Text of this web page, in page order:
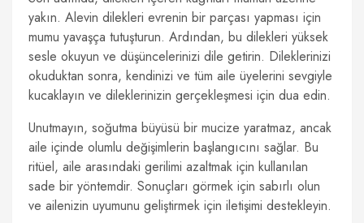
yakın. Alevin dilekleri evrenin bir parçası yapması için
mumu yavaşça tutuşturun. Ardından, bu dilekleri yüksek
sesle okuyun ve düşüncelerinizi dile getirin. Dileklerinizi
okuduktan sonra, kendinizi ve tüm aile üyelerini sevgiyle
kucaklayın ve dileklerinizin gerçekleşmesi için dua edin.
Unutmayın, soğutma büyüsü bir mucize yaratmaz, ancak
aile içinde olumlu değişimlerin başlangıcını sağlar. Bu
ritüel, aile arasındaki gerilimi azaltmak için kullanılan
sade bir yöntemdir. Sonuçları görmek için sabırlı olun
ve ailenizin uyumunu geliştirmek için iletişimi destekleyin.